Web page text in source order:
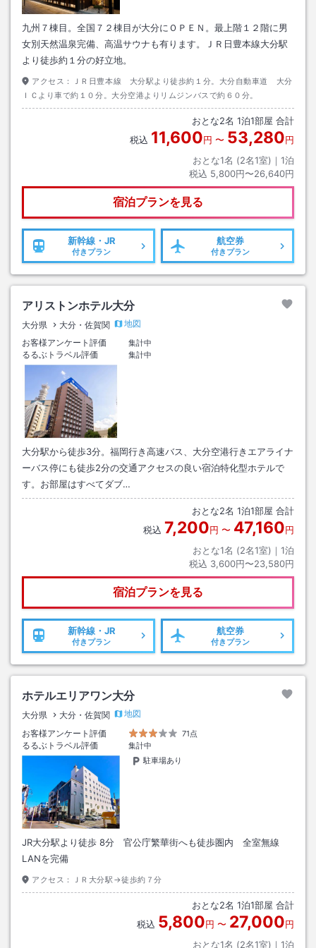
九州７棟目。全国７２棟目が大分にＯＰＥＮ。最上階１２階に男
女別天然温泉完備、高温サウナも有ります。ＪＲ日豊本線大分駅
より徒歩約１分の好立地。
アクセス：
ＪＲ日豊本線 大分駅より徒歩約１分。大分自動車道 大分
ＩＣより車で約１０分。大分空港よりリムジンバスで約６０分。
おとな2名 1泊1部屋 合計
税込 11,600円 〜 53,280円
おとな1名 (2名1室)｜ 1泊
税込 5,800円〜26,640円
宿泊プランを見る
新幹線・JR
付きプラン
航空券
付きプラン
アリストンホテル大分
大分県 大分・佐賀関
地図
お客様アンケート評価
集計中
るるぶトラベル評価 集計中
大分駅から徒歩3分。福岡行き高速バス、大分空港行きエアライナ
ーバス停にも徒歩2分の交通アクセスの良い宿泊特化型ホテルで
す。お部屋はすべてダブ…
おとな2名 1泊1部屋 合計
税込 7,200円 〜 47,160円
おとな1名 (2名1室)｜ 1泊
税込 3,600円〜23,580円
宿泊プランを見る
新幹線・JR
付きプラン
航空券
付きプラン
ホテルエリアワン大分
大分県 大分・佐賀関
地図
お客様アンケート評価
71点
るるぶトラベル評価
集計中
駐車場あり
JR大分駅より徒歩 8分 官公庁繁華街へも徒歩圏内 全室無線
LANを完備
アクセス： ＪＲ大分駅→徒歩約７分
おとな2名 1泊1部屋 合計
税込 5,800円 〜 27,000円
おとな1名 (2名1室)｜ 1泊